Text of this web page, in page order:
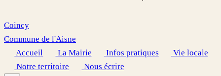
Coincy
Commune de l'Aisne
Accueil
La Mairie Infos pratiques
Vie locale
Notre territoire
Nous écrire